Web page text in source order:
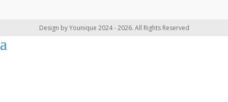
Design by Younique 2024 - 2026. All Rights Reserved